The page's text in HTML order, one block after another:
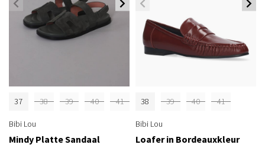
37 38 39 40 41
Bibi Lou
Mindy Platte Sandaal
38 39 40 41
Bibi Lou
Loafer in Bordeauxkleur